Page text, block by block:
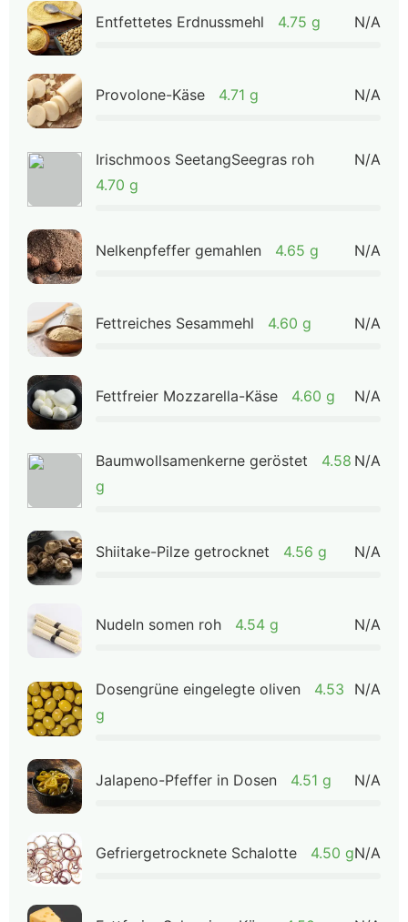
Entfettetes Erdnussmehl 4.75 g N/A
Provolone-Käse 4.71 g N/A
Irischmoos SeetangSeegras roh
4.70 g
N/A
Nelkenpfeffer gemahlen 4.65 g N/A
Fettreiches Sesammehl 4.60 g N/A
Fettfreier Mozzarella-Käse 4.60 g N/A
Baumwollsamenkerne geröstet
4.58
g
N/A
Shiitake-Pilze getrocknet 4.56 g N/A
Nudeln somen roh 4.54 g N/A
Dosengrüne eingelegte oliven
4.53
g
N/A
Jalapeno-Pfeffer in Dosen 4.51 g N/A
Gefriergetrocknete Schalotte 4.50 gN/A